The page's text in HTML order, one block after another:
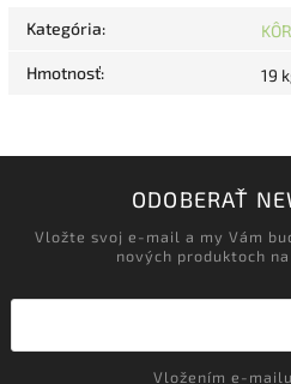
Kategória:
Hmotnosť: 19
ODOBERAŤ
Vložte svoj e-mail a my Vám
nových produktoch